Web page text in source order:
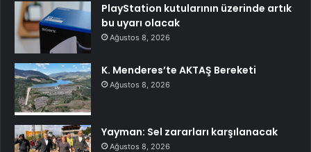
PlayStation kutularının üzerinde artık
bu uyarı olacak
Ağustos 8, 2026
K. Menderes’te AKTAŞ Bereketi
Ağustos 8, 2026
Yayman: Sel zararları karşılanacak
Ağustos 8, 2026